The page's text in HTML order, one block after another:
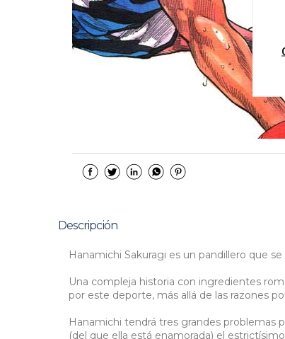
Descripción
Hanamichi Sakuragi es un pandillero que
Una compleja historia con ingredientes
por este deporte, más allá de las razones
Hanamichi tendrá tres grandes problemas
(del que ella está enamorada) el